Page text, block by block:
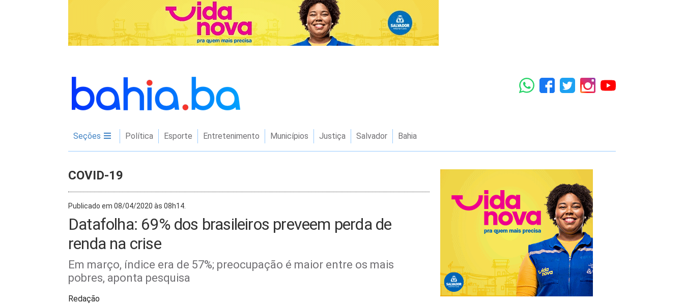
Seções Política Esporte Entretenimento Municípios Justiça Salvador Bahia
COVID-19
Publicado em 08/04/2020 às 08h14.
Datafolha: 69% dos brasileiros preveem perda de
renda na crise
Em março, índice era de 57%; preocupação é maior entre os mais
pobres, aponta pesquisa
Redação